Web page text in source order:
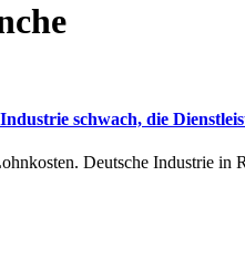
schwach, die
Deutsche Industrie